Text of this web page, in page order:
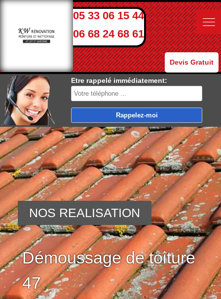
05 33 06 15 44
06 68 24 68 61
Devis Gratuit
Etre rappelé immédiatement:
Démoussage de toiture
47
NOS REALISATION